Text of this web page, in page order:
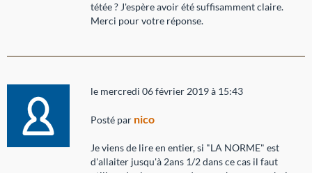
tétée ? J'espère avoir été suffisamment claire.
Merci pour votre réponse.
le mercredi 06 février 2019 à 15:43
Posté par nico
Je viens de lire en entier, si "LA NORME" est
d'allaiter jusqu'à 2ans 1/2 dans ce cas il faut